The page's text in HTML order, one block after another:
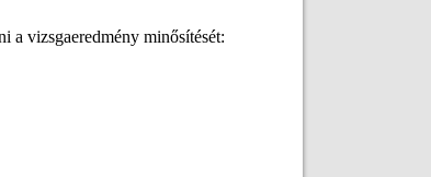
a vizsgaeredmény minősítését: